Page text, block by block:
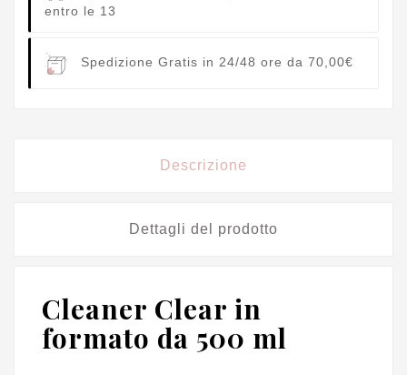
entro le 13
Spedizione Gratis in 24/48 ore da 70,00€
Descrizione
Dettagli del prodotto
Cleaner Clear in
formato da 500 ml